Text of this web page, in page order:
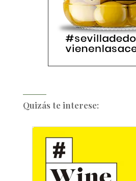
Quizás te interese: